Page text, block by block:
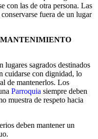
con las de otra persona. Las
fuera de un lugar
lugares sagrados destinados
cuidarse con dignidad, lo
de mantenerlos. Los
Parroquia siempre deben
muestra de respeto hacia
deben mantener un